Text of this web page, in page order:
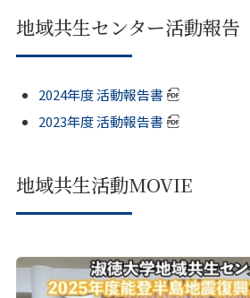
地域共生センター活動報告
2024年度 活動報告書
2023年度 活動報告書
地域共生活動MOVIE